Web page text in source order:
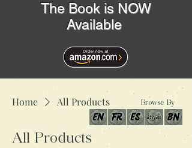
The Book is NOW
Available
Home All Products
All Products
Browse By